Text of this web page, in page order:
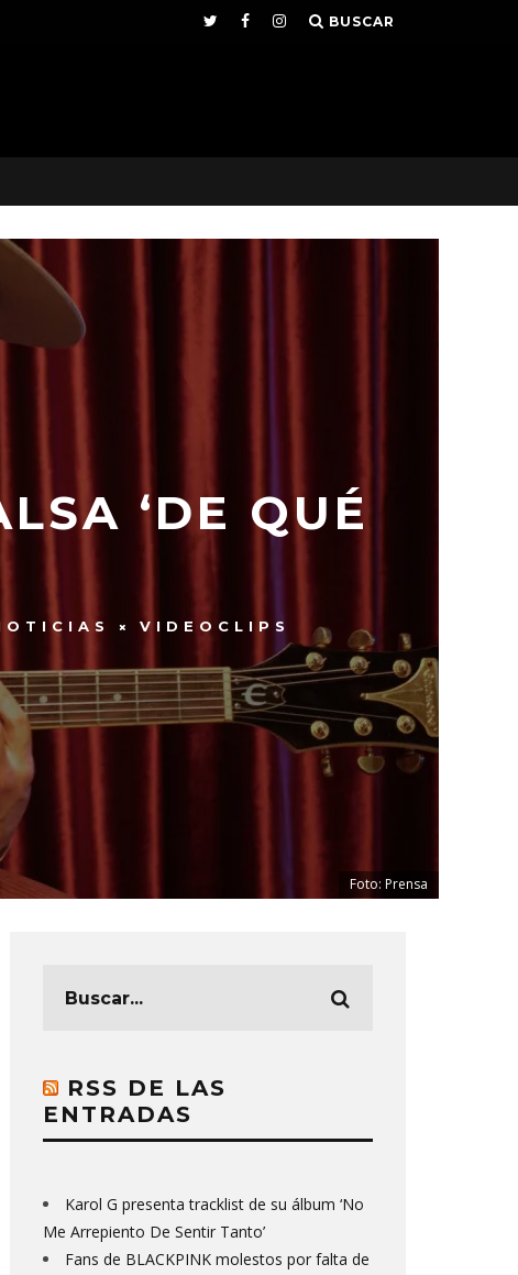
BUSCAR
‘DE QUÉ
VIDEOCLIPS
Foto: Prensa
RSS DE LAS
ENTRADAS
Karol G presenta tracklist de su álbum ‘No
Me Arrepiento De Sentir Tanto’
Fans de BLACKPINK molestos por falta de